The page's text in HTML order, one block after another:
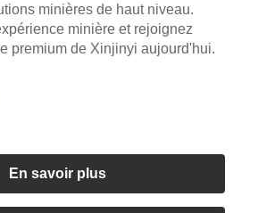
minières de haut niveau.
minière et rejoignez
premium de Xinjinyi aujourd'hui.
En savoir plus